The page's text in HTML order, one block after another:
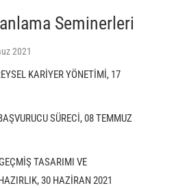
Seminerleri
2021
KARİYER YÖNETİMİ, 17
SÜRECİ, 08 TEMMUZ
TASARIMI VE
30 HAZİRAN 2021